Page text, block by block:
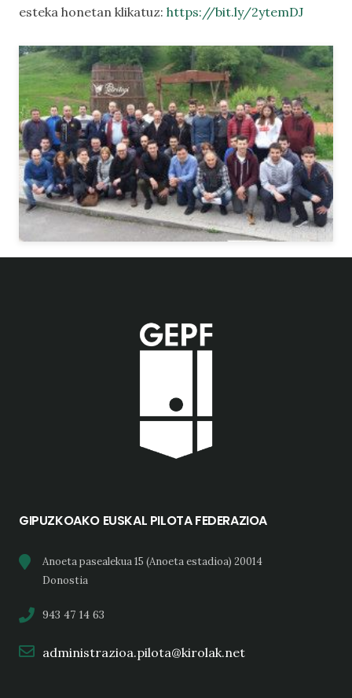
esteka honetan klikatuz: https://bit.ly/2ytemDJ
GIPUZKOAKO EUSKAL PILOTA FEDERAZIOA
Anoeta pasealekua 15 (Anoeta estadioa) 20014
Donostia
943 47 14 63
administrazioa.pilota@kirolak.net